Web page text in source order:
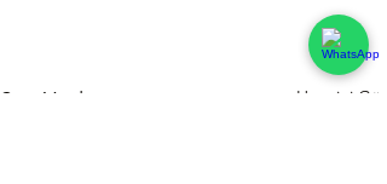
Son Yazılar Hepsini Gör